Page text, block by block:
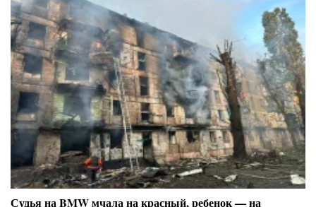
Судья на BMW мчала на красный, ребенок — на